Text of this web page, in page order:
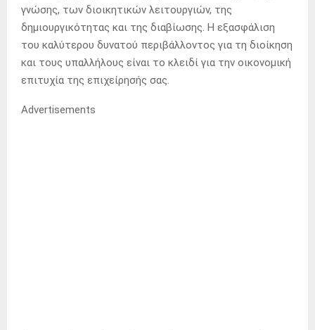
γνώσης, των διοικητικών λειτουργιών, της
δημιουργικότητας και της διαβίωσης. Η εξασφάλιση
του καλύτερου δυνατού περιβάλλοντος για τη διοίκηση
και τους υπαλλήλους είναι το κλειδί για την οικονομική
επιτυχία της επιχείρησής σας.
Advertisements